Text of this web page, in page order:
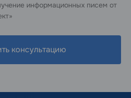
информационных писем от
консультацию